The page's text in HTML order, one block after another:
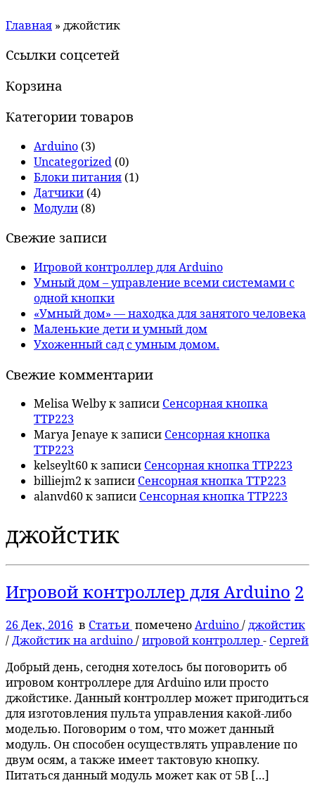
Главная » джойстик
Ссылки соцсетей
Корзина
Категории товаров
Arduino (3)
Uncategorized (0)
Блоки питания (1)
Датчики (4)
Модули (8)
Свежие записи
Игровой контроллер для Arduino
Умный дом – управление всеми системами с
одной кнопки
«Умный дом» — находка для занятого человека
Маленькие дети и умный дом
Ухоженный сад с умным домом.
Свежие комментарии
Melisa Welbyк записи Сенсорная кнопка
TTP223
Marya Jenaye к записи Сенсорная кнопка
TTP223
kelseylt60к записи Сенсорная кнопка TTP223
billiejm2 к записи Сенсорная кнопка TTP223
alanvd60к записи Сенсорная кнопка TTP223
джойстик
Игровой контроллер для Arduino 2
26 Дек, 2016 в Статьи помеченоArduino/джойстик
/Джойстик на arduino/игровой контроллер - Сергей
Добрый день, сегодня хотелось бы поговорить об
игровом контроллере для Arduino или просто
джойстике. Данный контроллер может пригодиться
для изготовления пульта управления какой-либо
моделью. Поговорим о том, что может данный
модуль. Он способен осуществлять управление по
двум осям, а также имеет тактовую кнопку.
Питаться данный модуль может как от 5В […]